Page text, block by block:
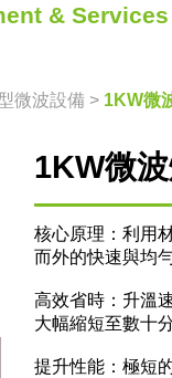
& Services
微波設備 > 1KW微
1KW微
核心原理：利用
而外的快速與均
高效省時：升溫
大幅縮短至數十分
提升性能：極短